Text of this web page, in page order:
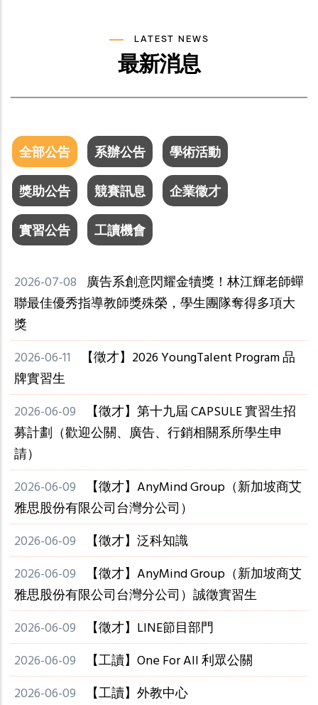
LATEST NEWS
最新消息
全部公告 系辦公告
學術活動
獎助公告
競賽訊息
企業徵才
實習公告
工讀機會
2026-07-08 廣告系創意閃耀金犢獎！林江輝老師蟬
聯最佳優秀指導教師獎殊榮，學生團隊奪得多項大
獎
2026-06-11
【徵才】2026 YoungTalent Program 品
牌實習生
2026-06-09
【徵才】第十九屆 CAPSULE 實習生招
募計劃（歡迎公關、廣告、行銷相關系所學生申
請）
2026-06-09
【徵才】AnyMind Group（新加坡商艾
雅思股份有限公司台灣分公司）
2026-06-09
【徵才】泛科知識
2026-06-09
【徵才】AnyMind Group（新加坡商艾
雅思股份有限公司台灣分公司）誠徵實習生
2026-06-09
【徵才】LINE節目部門
2026-06-09
【工讀】One For All 利眾公關
2026-06-09
【工讀】外教中心